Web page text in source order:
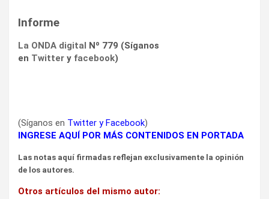
Informe
La ONDA digital Nº 779 (Síganos
en Twitter y facebook)
(Síganos en Twitter yFacebook)
INGRESE AQUÍ POR MÁS CONTENIDOS EN PORTADA
Las notas aquí firmadas reflejan exclusivamente la opinión
de los autores.
Otros artículos del mismo autor: